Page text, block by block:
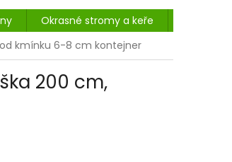
Okrasné stromy a keře
kmínku 6-8 cm kontejner
200 cm,